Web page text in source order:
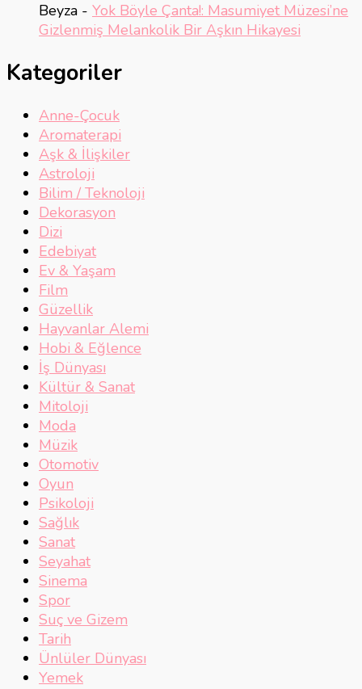
Beyza - Yok Böyle Çanta!: Masumiyet Müzesi’ne
Gizlenmiş Melankolik Bir Aşkın Hikayesi
Kategoriler
Anne-Çocuk
Aromaterapi
Aşk & İlişkiler
Astroloji
Bilim / Teknoloji
Dekorasyon
Dizi
Edebiyat
Ev & Yaşam
Film
Güzellik
Hayvanlar Alemi
Hobi & Eğlence
İş Dünyası
Kültür & Sanat
Mitoloji
Moda
Müzik
Otomotiv
Oyun
Psikoloji
Sağlık
Sanat
Seyahat
Sinema
Spor
Suç ve Gizem
Tarih
Ünlüler Dünyası
Yemek